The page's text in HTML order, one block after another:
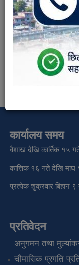
Section:
वडा कार्यालय-१३
Weight:
कार्यालय समय
वैशाख देखि कार्तिक १५
कात्तिक १६ गते देखि
प्रत्येक शुक्रवार बिहान
प्रतिवेदन
अनुगमन तथा
चौमासिक प्रगति